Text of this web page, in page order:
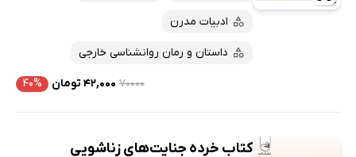
ادبیات مدرن
داستان و رمان روانشناسی خارجی
۷۰۰۰۰ ۴۲,۰۰۰ تومان ۴۰%
کتاب خرده جنایت‌های زناشویی